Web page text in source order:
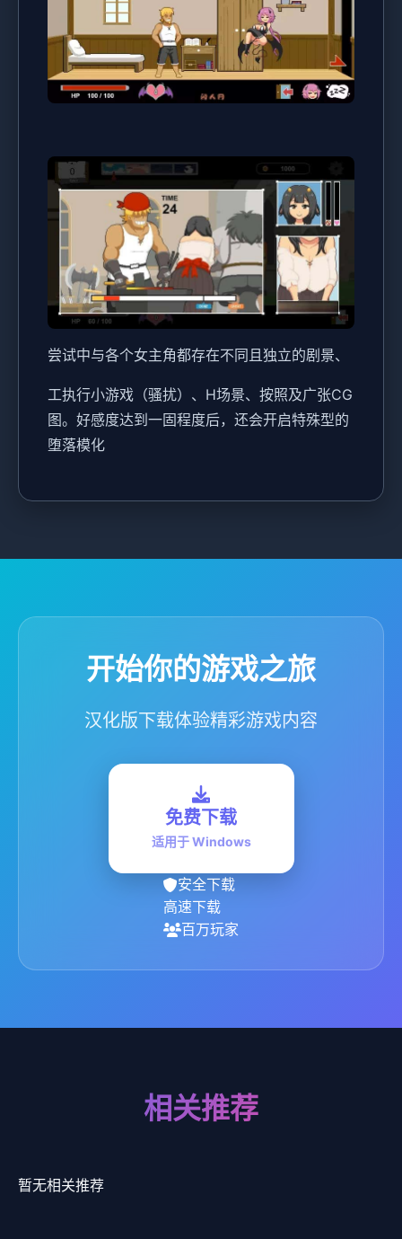
尝试中与各个女主角都存在不同且独立的剧景、
工执行小游戏（骚扰）、H场景、按照及广张CG
图。好感度达到一固程度后，还会开启特殊型的
堕落模化
开始你的游戏之旅
汉化版下载体验精彩游戏内容
免费下载
适用于 Windows
安全下载
高速下载
百万玩家
相关推荐
暂无相关推荐